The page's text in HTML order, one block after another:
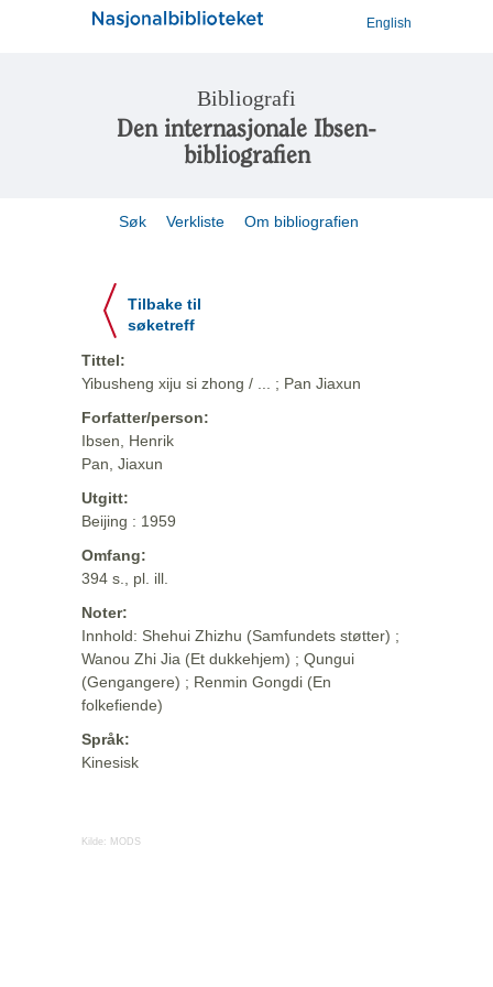
English
Bibliografi
Den internasjonale Ibsen-
bibliografien
Søk Verkliste Om bibliografien
Tilbake til
søketreff
Tittel:
Yibusheng xiju si zhong / ... ; Pan Jiaxun
Forfatter/person:
Ibsen, Henrik
Pan, Jiaxun
Utgitt:
Beijing : 1959
Omfang:
394 s., pl. ill.
Noter:
Innhold: Shehui Zhizhu (Samfundets støtter) ;
Wanou Zhi Jia (Et dukkehjem) ; Qungui
(Gengangere) ; Renmin Gongdi (En
folkefiende)
Språk:
Kinesisk
Kilde: MODS